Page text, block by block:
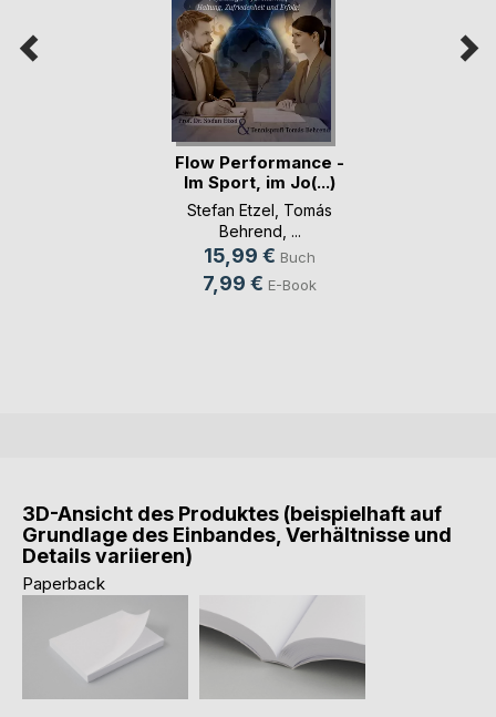
Flow Performance -
Im Sport, im Jo(...)
Stefan Etzel Tomás
Behrend , ...
15,99 € Buch
7,99 € E-Book
3D-Ansicht des Produktes (beispielhaft auf
Grundlage des Einbandes, Verhältnisse und
Details variieren)
Paperback